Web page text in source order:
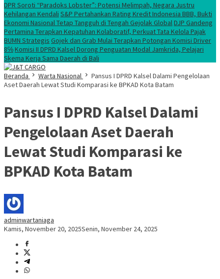
DPR Soroti “Paradoks Lobster”: Potensi Melimpah, Negara Justru
Kehilangan Kendali S&P Pertahankan Rating Kredit Indonesia BBB, Bukti
Ekonomi Nasional Tetap Tangguh di Tengah Gejolak GlobalDJP Gandeng
Pertamina Terapkan Kepatuhan Kolaboratif, Perkuat Tata Kelola Pajak
BUMN Strategis Gojek dan Grab Mulai Terapkan Potongan Komisi Driver
8℅Komisi II DPRD Kalsel Dorong Penguatan Modal Jamkrida, Pelajari
Skema Kerja Sama Daerah di Bali
Beranda
Warta Nasional
Pansus I DPRD Kalsel Dalami Pengelolaan
Aset Daerah Lewat Studi Komparasi ke BPKAD Kota Batam
Pansus I DPRD Kalsel Dalami
Pengelolaan Aset Daerah
Lewat Studi Komparasi ke
BPKAD Kota Batam
adminwartaniaga
Kamis, November 20, 2025Senin, November 24, 2025